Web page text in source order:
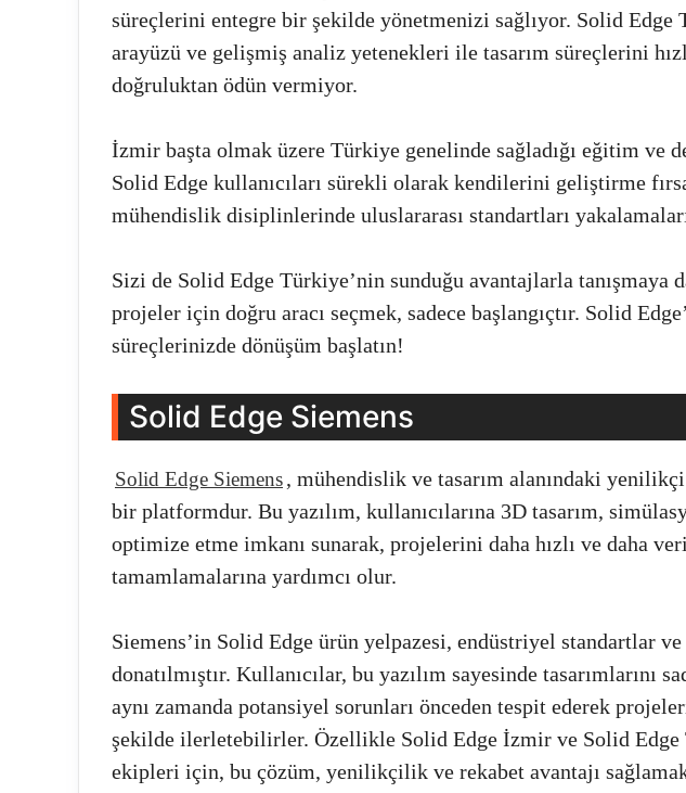
süreçlerini entegre bir şekilde yönetmenizi sağlıyor. Solid Edge
arayüzü ve gelişmiş analiz yetenekleri ile tasarım süreçlerini
doğruluktan ödün vermiyor.
İzmir başta olmak üzere Türkiye genelinde sağladığı eğitim ve
Solid Edge kullanıcıları sürekli olarak kendilerini geliştirme
mühendislik disiplinlerinde uluslararası standartları
Sizi de Solid Edge Türkiye’nin sunduğu avantajlarla tanışmaya
projeler için doğru aracı seçmek, sadece başlangıçtır. Solid
süreçlerinizde dönüşüm başlatın!
Solid Edge Siemens
Solid Edge Siemens, mühendislik ve tasarım alanındaki
bir platformdur. Bu yazılım, kullanıcılarına 3D tasarım,
optimize etme imkanı sunarak, projelerini daha hızlı ve daha
tamamlamalarına yardımcı olur.
Siemens’in Solid Edge ürün yelpazesi, endüstriyel standartlar
donatılmıştır. Kullanıcılar, bu yazılım sayesinde tasarımlarını
aynı zamanda potansiyel sorunları önceden tespit ederek
şekilde ilerletebilirler. Özellikle Solid Edge İzmir ve Solid
ekipleri için, bu çözüm, yenilikçilik ve rekabet avantajı